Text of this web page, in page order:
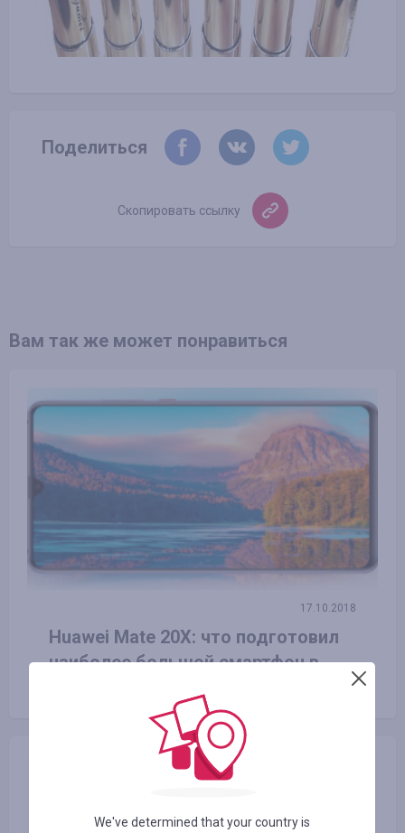
Поделиться
Скопировать ссылку
Вам так же может понравиться
17.10.2018
Huawei Mate 20X: что подготовил
наиболее большой смартфон в
We've determined that your country is